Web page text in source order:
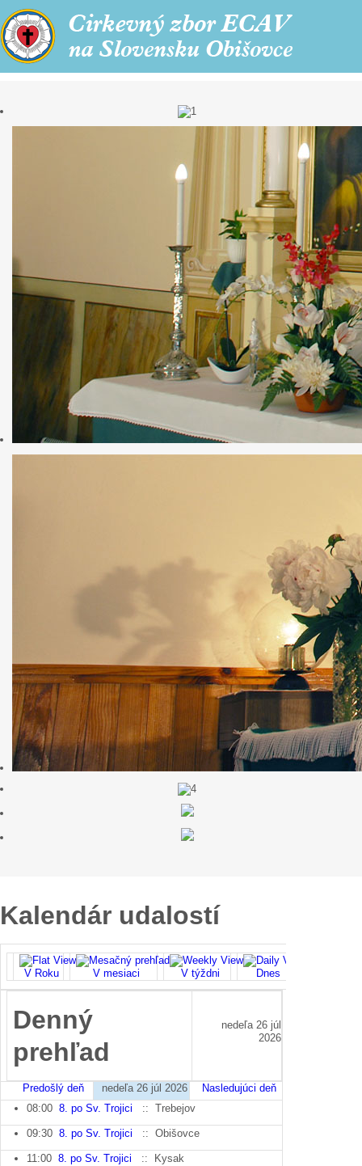
Kalendár udalostí
V Roku V mesiaci V týždni Dnes
Denný
prehľad
nedeľa 26 júl
2026
Predošlý deň nedeľa 26 júl 2026
Nasledujúci deň
08:00 8. po Sv. Trojici :: Trebejov
09:30 8. po Sv. Trojici :: Obišovce
11:00 8. po Sv. Trojici :: Kysak